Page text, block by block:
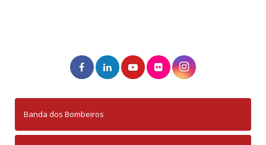
Banda dos Bombeiros